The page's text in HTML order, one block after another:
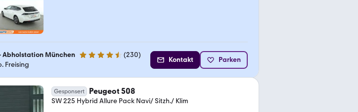
Abholstation München 4.4 Sterne (230)
Freising
Kontakt Parken
Gesponsert Peugeot 508
SW 225 Hybrid Allure Pack Navi/ Sitzh./ Klim